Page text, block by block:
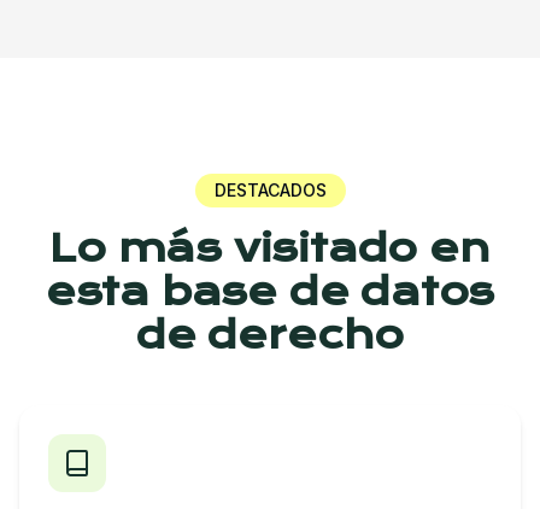
DESTACADOS
Lo más visitado en
esta base de datos
de derecho